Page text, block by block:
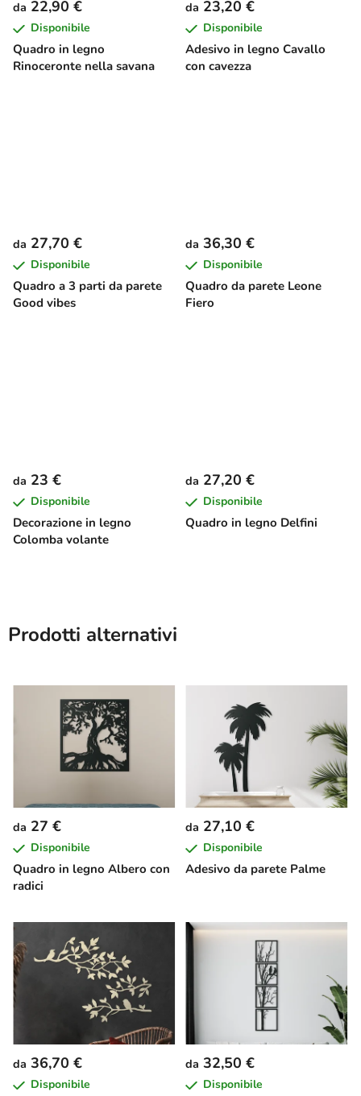
Quadro in legno
Rinoceronte nella savana
da 22,90 €
Disponibile
Adesivo in legno Cavallo
con cavezza
da 23,20 €
Disponibile
Quadro a 3 parti da parete
Good vibes
da 27,70 €
Disponibile
Quadro da parete Leone
Fiero
da 36,30 €
Disponibile
Decorazione in legno
Colomba volante
da 23 €
Disponibile
Quadro in legno Delfini
da 27,20 €
Disponibile
Prodotti alternativi
Quadro in legno Albero con
radici
da 27 €
Disponibile
Adesivo da parete Palme
da 27,10 €
Disponibile
da 36,70 €
Disponibile
da 32,50 €
Disponibile